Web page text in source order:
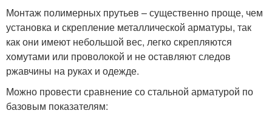
Монтаж полимерных прутьев – существенно проще, чем
установка и скрепление металлической арматуры, так
как они имеют небольшой вес, легко скрепляются
хомутами или проволокой и не оставляют следов
ржавчины на руках и одежде.
Можно провести сравнение со стальной арматурой по
базовым показателям: